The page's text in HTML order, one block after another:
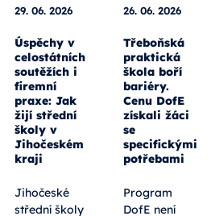
29. 06. 2026
Úspěchy v
celostátních
soutěžích i
firemní
praxe: Jak
žijí střední
školy v
Jihočeském
kraji
Jihočeské
střední školy
26. 06. 2026
Třeboňská
praktická
škola boří
bariéry.
Cenu DofE
získali žáci
se
specifickými
potřebami
Program
DofE není